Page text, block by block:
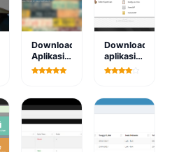
Download
Aplikasi
Sistem
dengan
metode
WP
Download
aplikasi
simpeg
berbasis
web